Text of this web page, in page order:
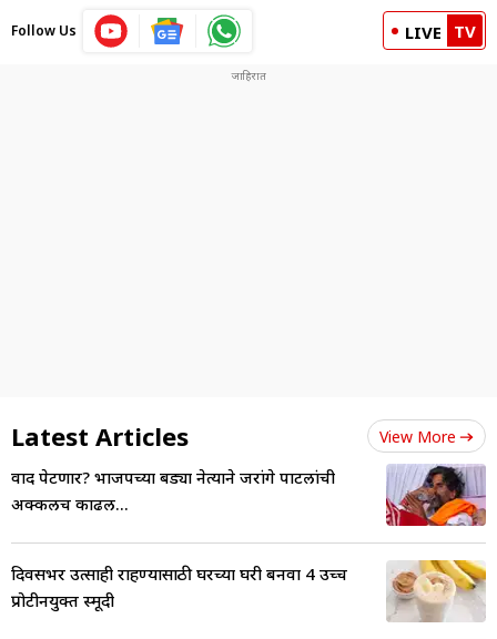
Follow Us LIVE TV
Latest Articles View More
वाद पेटणार? भाजपच्या बड्या नेत्याने जरांगे पाटलांची
अक्कलच काढली...
दिवसभर उत्साही राहण्यासाठी घरच्या घरी बनवा 4 उच्च
प्रोटीनयुक्त स्मूदी